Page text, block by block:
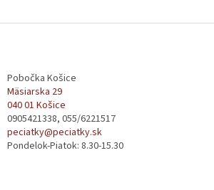
Pobočka Košice
Mäsiarska 29
040 01 Košice
0905421338, 055/6221517
peciatky@peciatky.sk
Pondelok-Piatok: 8.30-15.30